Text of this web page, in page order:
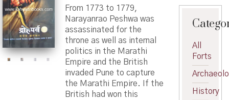
From 1773 to 1779,
Narayanrao Peshwa was
assassinated for the
throne as well as internal
politics in the Marathi
Empire and the British
invaded Pune to capture
the Marathi Empire. If the
British had won this
All
Forts
History